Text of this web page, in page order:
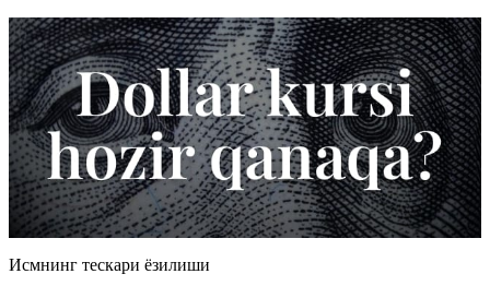
Исмнинг тескари ёзилиши